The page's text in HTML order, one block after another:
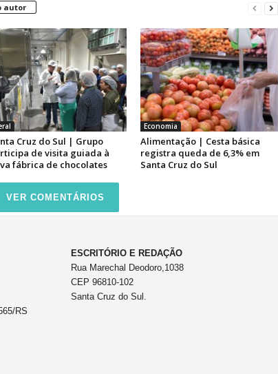
autor
Cruz do Sul | Grupo
de visita guiada à
fábrica de chocolates
Economia
Alimentação | Cesta básica
registra queda de 6,3% em
Santa Cruz do Sul
VER COMENTÁRIOS
RS
ESCRITÓRIO E REDAÇÃO
Rua Marechal Deodoro,1038
CEP 96810-102
Santa Cruz do Sul.